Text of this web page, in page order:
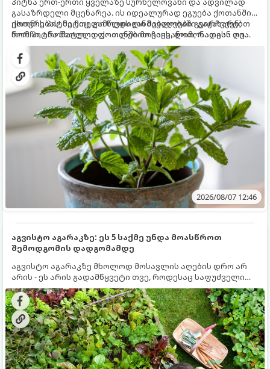
გასაზრდელი მცენარეა. ის იდეალურად ეგუება ქოთანში
ცხოვრებას, მეტიც, გამოცდილი მებაღეები გვირჩევენ,
რომ პიტნა მხოლოდ ქოთანში მოვიყვანოთ, რადგან ღია
გრუნტში (ბაღში) დარგვისას ის ფესვებით ძალიან
სწრაფად ვრცელდება და სხვა მცენარეებს ავიწროებს.
ქოთნის პიტნა მთელი წლის განმავლობაში გაგახარებთ
ნორჩი, არომატული ფოთლებით ჩაის, ლიმონათისა თუ
კერძებისთვის.
2026/08/07 12:46
აგვისტო აგარაკზე: ეს 5 საქმე უნდა მოასწროთ
შემოდგომის დადგომამდე
აგვისტო აგარაკზე მხოლოდ მოსავლის აღების დრო არ
არის - ეს არის გადამწყვეტი თვე, როდესაც საფუძველი
ეყრება მომავალი წლის მოსავალს და ბაღი მზადდება
შემოდგომა-ზამთრის სეზონისთვის. იმისათვის, რომ
ნიადაგმა ენერგია აღიდგინოს, ხოლო მცენარეებმა
ზამთარს გაუძლონ, აგვისტოს ბოლომდე 5
მნიშვნელოვანი საქმის გაკეთება უნდა მოასწროთ: